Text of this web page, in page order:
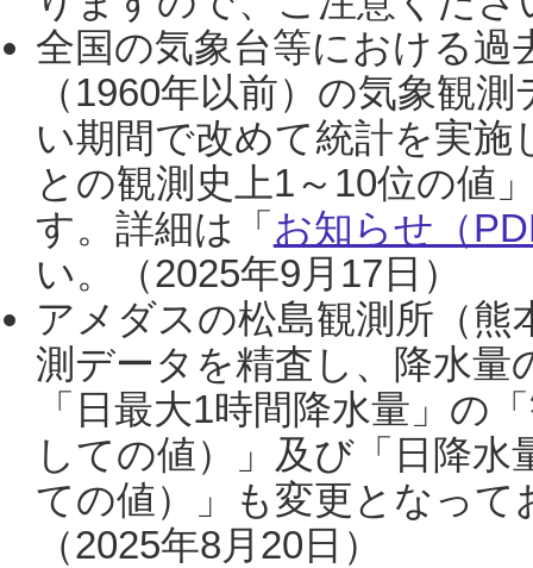
全国の気象台等における過
（1960年以前）の気象観
い期間で改めて統計を実
との観測史上1～10位の値
す。詳細は「 お知らせ（
い。（2025年9月17日）
アメダスの松島観測所（熊
測データを精査し、降水
「日最大1時間降水量」の
しての値）」及び「日降
ての値）」も変更となっ
（2025年8月20日）